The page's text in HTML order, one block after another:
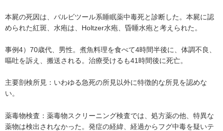
本屍の死因は、バルビツール系睡眠薬中毒死と診断した。本屍に認
められた紅斑、水疱は、Holtzer水疱、昏睡水疱と考えられた。
事例4）70歳代、男性。煮魚料理を食べて4時間半後に、体調不良、
嘔吐を訴え、搬送される。治療受けるも41時間後に死亡。
主要剖検所見：いわゆる急死の所見以外に特徴的な所見を認めな
い。
薬毒物検査：薬毒物スクリーニング検査では、処方薬の他、特異な
薬物は検出されなかった。発症の経緯、経過からフグ中毒を疑いテ